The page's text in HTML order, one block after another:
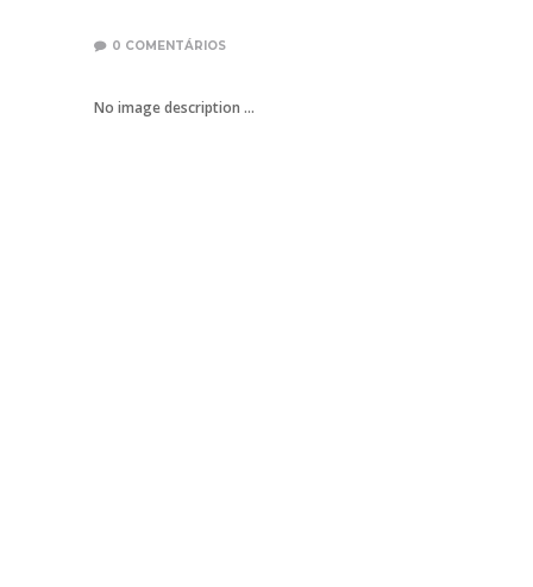
0 COMENTÁRIOS
No image description ...